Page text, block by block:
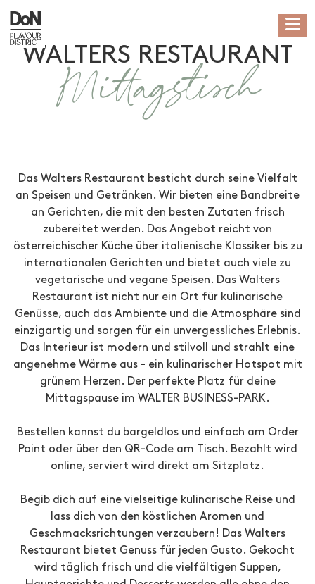
WALTERS RESTAURANT
Mittagstisch
Das Walters Restaurant besticht durch seine Vielfalt
an Speisen und Getränken. Wir bieten eine Bandbreite
an Gerichten, die mit den besten Zutaten frisch
zubereitet werden. Das Angebot reicht von
österreichischer Küche über italienische Klassiker bis zu
internationalen Gerichten und bietet auch viele zu
vegetarische und vegane Speisen. Das Walters
Restaurant ist nicht nur ein Ort für kulinarische
Genüsse, auch das Ambiente und die Atmosphäre sind
einzigartig und sorgen für ein unvergessliches Erlebnis.
Das Interieur ist modern und stilvoll und strahlt eine
angenehme Wärme aus - ein kulinarischer Hotspot mit
grünem Herzen. Der perfekte Platz für deine
Mittagspause im WALTER BUSINESS-PARK.
Bestellen kannst du bargeldlos und einfach am Order
Point oder über den QR-Code am Tisch. Bezahlt wird
online, serviert wird direkt am Sitzplatz.
Begib dich auf eine vielseitige kulinarische Reise und
lass dich von den köstlichen Aromen und
Geschmacksrichtungen verzaubern! Das Walters
Restaurant bietet Genuss für jeden Gusto. Gekocht
wird täglich frisch und die vielfältigen Suppen,